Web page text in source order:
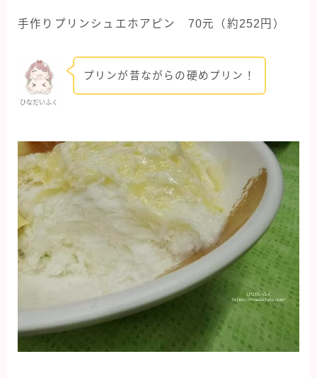
手作りプリンシュエホアピン 70元（約252円）
ひなだいふく
プリンが昔ながらの硬めプリン！